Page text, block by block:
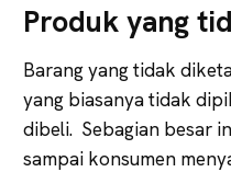
Produk yang
Barang yang tidak
yang biasanya tidak
dibeli. Sebagian besar
sampai konsumen